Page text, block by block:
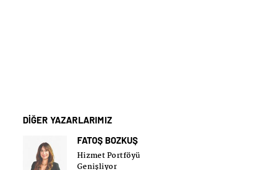
DİĞER YAZARLARIMIZ
FATOŞ BOZKUŞ
Hizmet Portföyü
Genişliyor